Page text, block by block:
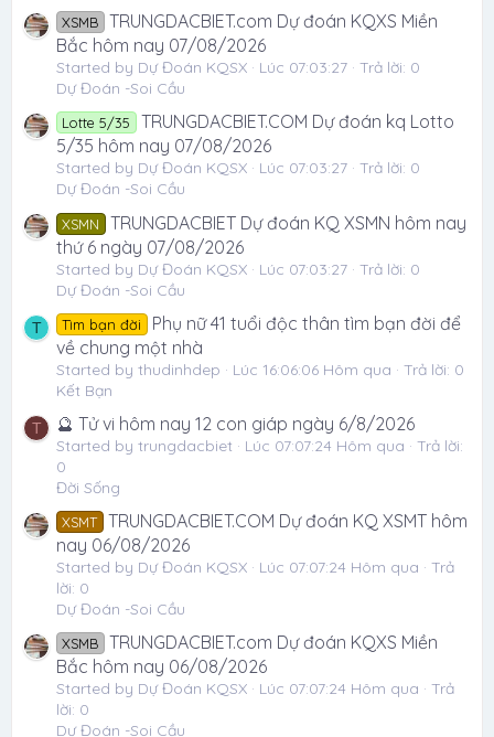
XSMB
TRUNGDACBIET.com Dự đoán KQXS Miền
Bắc hôm nay 07/08/2026
Started by Dự Đoán KQSX Lúc 07:03:27
Trả lời: 0
Dự Đoán -Soi Cầu
Lotte 5/35
TRUNGDACBIET.COM Dự đoán kq Lotto
5/35 hôm nay 07/08/2026
Started by Dự Đoán KQSX Lúc 07:03:27
Trả lời: 0
Dự Đoán -Soi Cầu
XSMN
TRUNGDACBIET Dự đoán KQ XSMN hôm nay
thứ 6 ngày 07/08/2026
Started by Dự Đoán KQSX Lúc 07:03:27
Trả lời: 0
Dự Đoán -Soi Cầu
T Tìm bạn đời
Phụ nữ 41 tuổi độc thân tìm bạn đời để
về chung một nhà
Started by thudinhdep Lúc 16:06:06 Hôm qua
Trả lời: 0
Kết Bạn
T 🔮 Tử vi hôm nay 12 con giáp ngày 6/8/2026
Started by trungdacbiet Lúc 07:07:24 Hôm qua
Trả lời:
0
Đời Sống
XSMT TRUNGDACBIET.COM Dự đoán KQ XSMT hôm
nay 06/08/2026
Started by Dự Đoán KQSX Lúc 07:07:24 Hôm qua
Trả
lời: 0
Dự Đoán -Soi Cầu
XSMB
TRUNGDACBIET.com Dự đoán KQXS Miền
Bắc hôm nay 06/08/2026
Started by Dự Đoán KQSX Lúc 07:07:24 Hôm qua
Trả
lời: 0
Dự Đoán -Soi Cầu